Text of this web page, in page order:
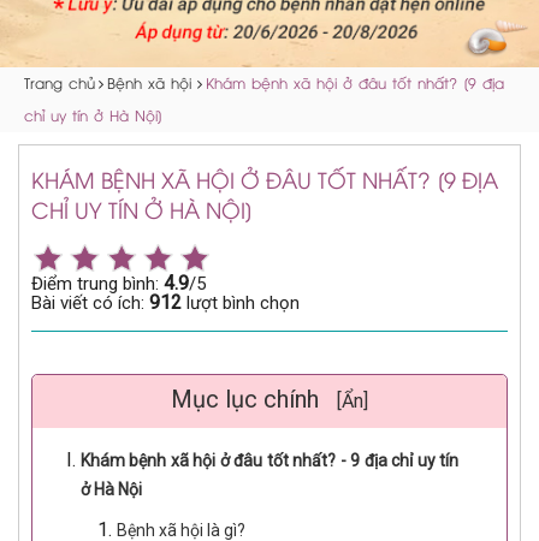
Trang chủ Bệnh xã hội
Khám bệnh xã hội ở đâu tốt nhất? [9 địa
chỉ uy tín ở Hà Nội]
KHÁM BỆNH XÃ HỘI Ở ĐÂU TỐT NHẤT? [9 ĐỊA
CHỈ UY TÍN Ở HÀ NỘI]
Điểm trung bình: 4.9/5
Bài viết có ích: 912 lượt bình chọn
Mục lục chính [Ẩn]
Khám bệnh xã hội ở đâu tốt nhất? - 9 địa chỉ uy tín
ở Hà Nội
Bệnh xã hội là gì?